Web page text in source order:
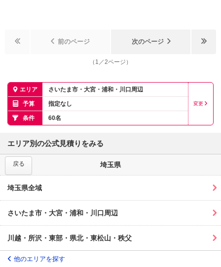
前のページ 次のページ
（ 1 ／2ページ）
エリア さいたま市・大宮・浦和・川口周辺
予算 指定なし
条件 60名
変更
エリア別の公式見積りをみる
埼玉県
戻る
埼玉県全域
さいたま市・大宮・浦和・川口周辺
川越・所沢・東部・県北・東松山・秩父
他のエリアを探す